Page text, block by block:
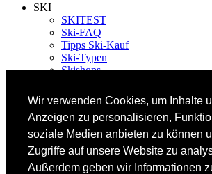
Wir verwenden Cookies, um Inhalte
Anzeigen zu personalisieren,
soziale Medien anbieten zu können
Zugriffe auf unsere Website zu
Außerdem geben wir Informationen
SKI
SKITEST
Ski-FAQ
Tipps Ski-Kauf
Ski-Typen
Skishops
EQUIPMENT
Skibekleidung
Skischuhe
Bootfitting
Skihelme
Skiservice selbst